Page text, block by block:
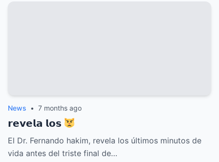
News • 7 months ago
𝗿𝗲𝘃𝗲𝗹𝗮 𝗹𝗼𝘀
El Dr. Fernando hakim, revela los últimos minutos de
vida antes del triste final de…